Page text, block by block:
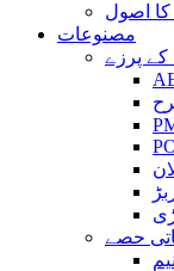
کا اصول
مصنوعات
کے پرزے
حصے